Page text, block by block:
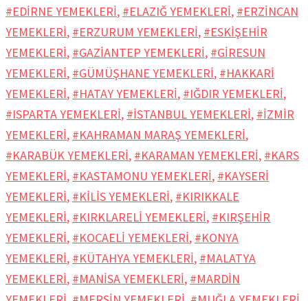
#EDİRNE YEMEKLERİ, #ELAZIĞ YEMEKLERİ, #ERZİNCAN
YEMEKLERİ, #ERZURUM YEMEKLERİ, #ESKİŞEHİR
YEMEKLERİ, #GAZİANTEP YEMEKLERİ, #GİRESUN
YEMEKLERİ, #GÜMÜŞHANE YEMEKLERİ, #HAKKARİ
YEMEKLERİ, #HATAY YEMEKLERİ, #IĞDIR YEMEKLERİ,
#ISPARTA YEMEKLERİ, #İSTANBUL YEMEKLERİ, #İZMİR
YEMEKLERİ, #KAHRAMAN MARAŞ YEMEKLERİ,
#KARABÜK YEMEKLERİ, #KARAMAN YEMEKLERİ, #KARS
YEMEKLERİ, #KASTAMONU YEMEKLERİ, #KAYSERİ
YEMEKLERİ, #KİLİS YEMEKLERİ, #KIRIKKALE
YEMEKLERİ, #KIRKLARELİ YEMEKLERİ, #KIRŞEHİR
YEMEKLERİ, #KOCAELİ YEMEKLERİ, #KONYA
YEMEKLERİ, #KÜTAHYA YEMEKLERİ, #MALATYA
YEMEKLERİ, #MANİSA YEMEKLERİ, #MARDİN